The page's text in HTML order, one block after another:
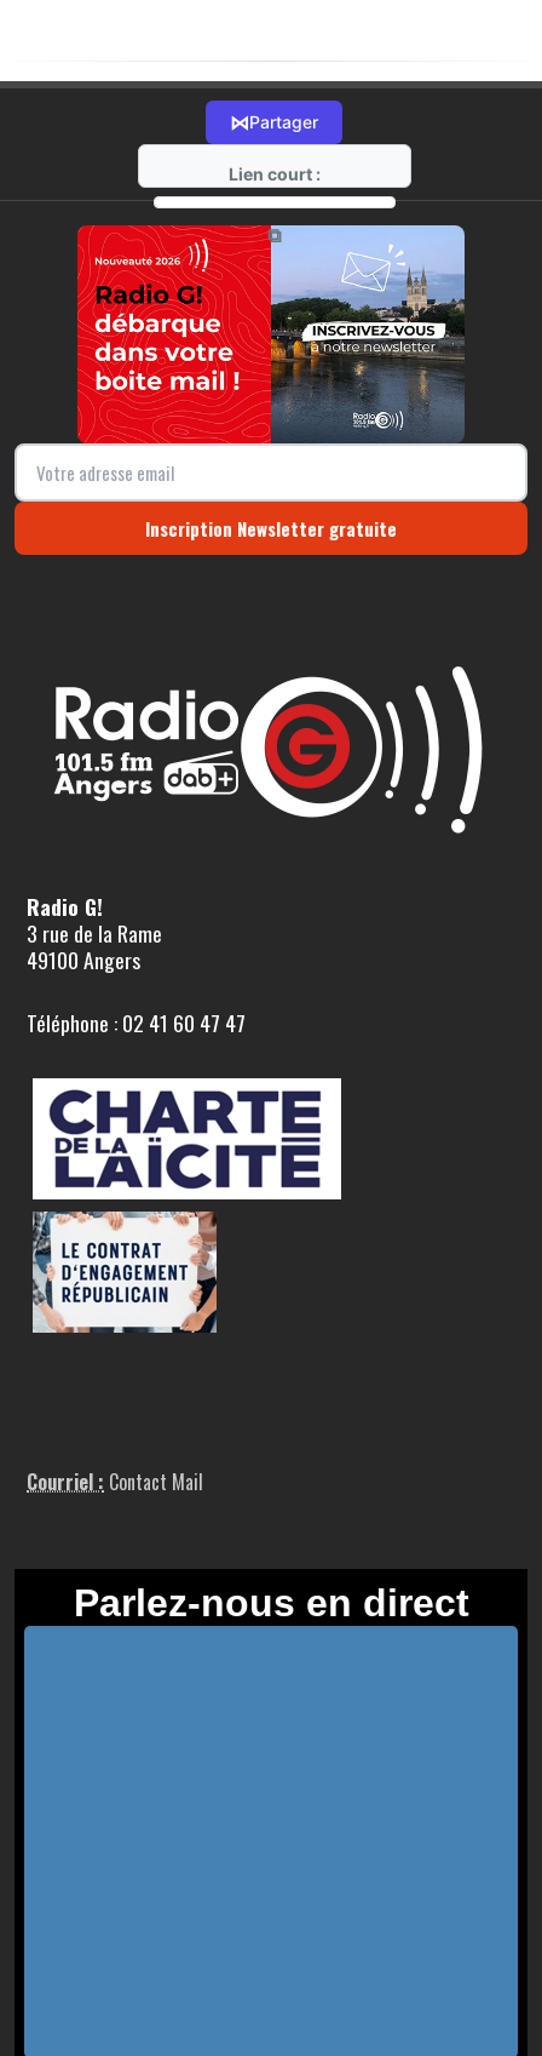
⋈Partager
Lien court :
https://radio-g.fr?21551
⧉
Inscription Newsletter gratuite
Radio G!
3 rue de la Rame
49100 Angers
Téléphone : 02 41 60 47 47
Courriel : Contact Mail